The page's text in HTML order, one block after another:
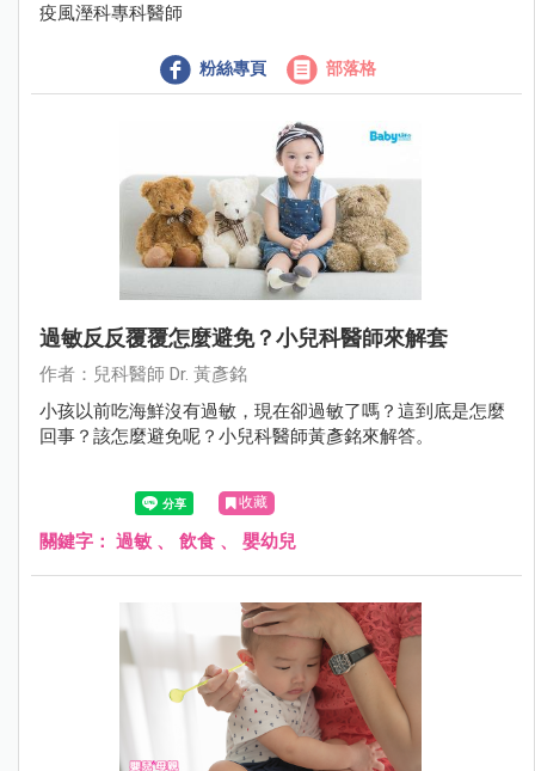
疫風溼科專科醫師
粉絲專頁 部落格
過敏反反覆覆怎麼避免？小兒科醫師來解套
作者：兒科醫師 Dr. 黃彥銘
小孩以前吃海鮮沒有過敏，現在卻過敏了嗎？這到底是怎麼
回事？該怎麼避免呢？小兒科醫師黃彥銘來解答。
收藏
關鍵字： 過敏 、 飲食 、 嬰幼兒